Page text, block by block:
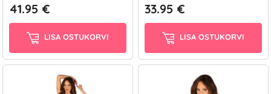
41.95 €
LISA OSTUKORVI
33.95 €
LISA OSTUKORVI